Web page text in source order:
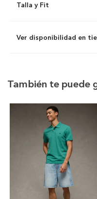
Talla y Fit
Ver disponibilidad en
También te puede